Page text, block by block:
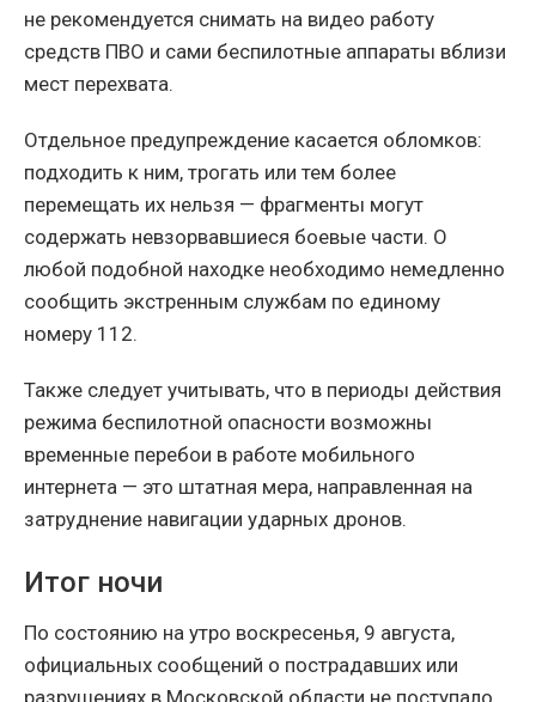
не рекомендуется снимать на видео работу
средств ПВО и сами беспилотные аппараты вблизи
мест перехвата.
Отдельное предупреждение касается обломков:
подходить к ним, трогать или тем более
перемещать их нельзя — фрагменты могут
содержать невзорвавшиеся боевые части. О
любой подобной находке необходимо немедленно
сообщить экстренным службам по единому
номеру 112.
Также следует учитывать, что в периоды действия
режима беспилотной опасности возможны
временные перебои в работе мобильного
интернета — это штатная мера, направленная на
затруднение навигации ударных дронов.
Итог ночи
По состоянию на утро воскресенья, 9 августа,
официальных сообщений о пострадавших или
разрушениях в Московской области не поступало.